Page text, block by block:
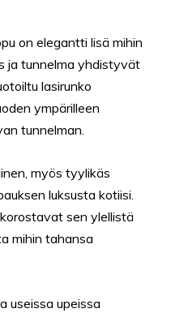
on elegantti lisä mihin
ja tunnelma yhdistyvät
lasirunko
ympärilleen
tunnelman.
myös tyylikäs
luksusta kotiisi.
sen ylellistä
mihin tahansa
useissa upeissa